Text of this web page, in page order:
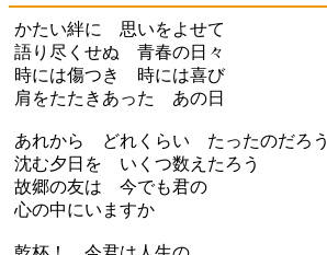
かたい絆に 思いをよせて
語り尽くせぬ 青春の日々
時には傷つき 時には喜び
肩をたたきあった あの日
あれから どれくらい たったのだろう
沈む夕日を いくつ数えたろう
故郷の友は 今でも君の
心の中にいますか